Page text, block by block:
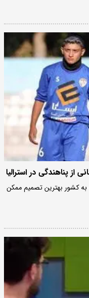
پناهندگی در استرالیا
به کشور بهترین تصمیم ممکن